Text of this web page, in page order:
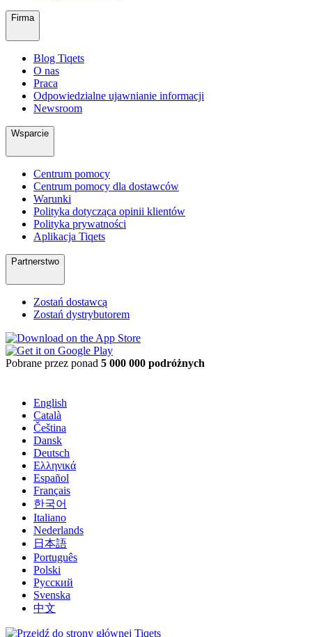
Firma
Blog Tiqets
O nas
Praca
Odpowiedzialne ujawnianie informacji
Newsroom
Wsparcie
Centrum pomocy
Centrum pomocy dla dostawców
Warunki
Polityka dotycząca opinii klientów
Polityka prywatności
Aplikacja Tiqets
Partnerstwo
Zostań dostawcą
Zostań dystrybutorem
Pobrane przez ponad 5 000 000 podróżnych
English
Català
Čeština
Dansk
Deutsch
Ελληνικά
Español
Français
한국어
Italiano
Nederlands
日本語
Português
Polski
Русский
Svenska
中文